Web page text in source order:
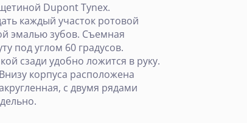
Dupont Tynex.
каждый участок ротовой
эмалью зубов. Съемная
под углом 60 градусов.
сзади удобно ложится в руку.
корпуса расположена
с двумя рядами